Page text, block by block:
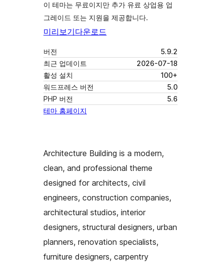
이 테마는 무료이지만 추가 유료 상업용 업
그레이드 또는 지원을 제공합니다.
미리보기다운로드
버전
5.9.2
최근 업데이트
2026-07-18
활성 설치
100+
워드프레스 버전
5.0
PHP 버전
5.6
테마 홈페이지
Architecture Building is a modern,
clean, and professional theme
designed for architects, civil
engineers, construction companies,
architectural studios, interior
designers, structural designers, urban
planners, renovation specialists,
furniture designers, carpentry